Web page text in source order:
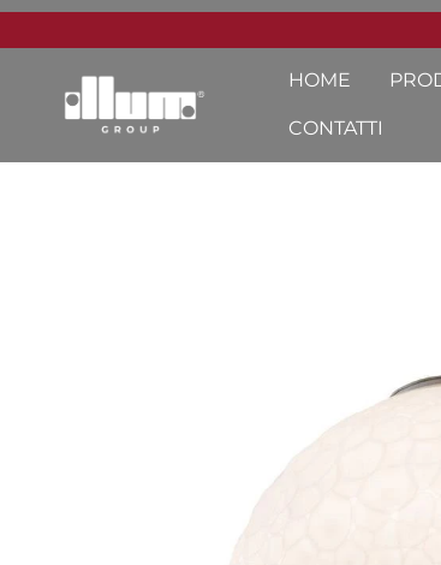
HOME
CONTATTI